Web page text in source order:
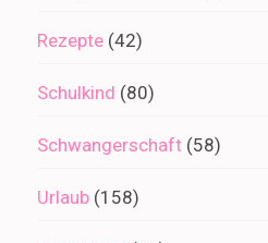
Rezepte (42)
Schulkind (80)
Schwangerschaft (58)
Urlaub (158)